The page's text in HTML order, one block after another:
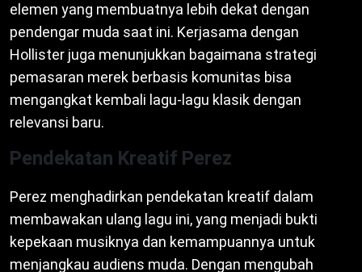
elemen yang membuatnya lebih dekat dengan
pendengar muda saat ini. Kerjasama dengan
Hollister juga menunjukkan bagaimana strategi
pemasaran merek berbasis komunitas bisa
mengangkat kembali lagu-lagu klasik dengan
relevansi baru.
Pendekatan Kreatif Perez
Perez menghadirkan pendekatan kreatif dalam
membawakan ulang lagu ini, yang menjadi bukti
kepekaan musiknya dan kemampuannya untuk
menjangkau audiens muda. Dengan mengubah